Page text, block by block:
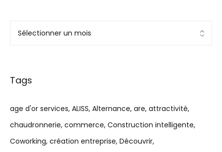
Tags
age d'or services ALISS Alternance are attractivité
chaudronnerie commerce Construction intelligente
Coworking création entreprise Découvrir